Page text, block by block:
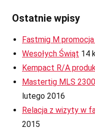
Ostatnie wpisy
Fastmig M
Wesołych Świąt 14
Kempact R/A
Mastertig MLS
lutego 2016
Relacja z wizyty w
2015